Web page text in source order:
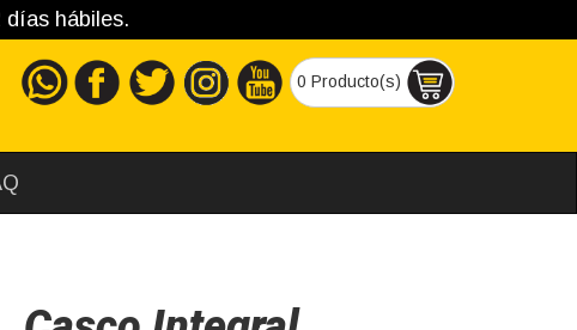
días hábiles.
0 Producto(s)